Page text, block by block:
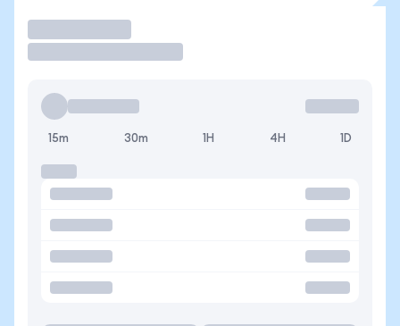
15m 30m 1H 4H 1D